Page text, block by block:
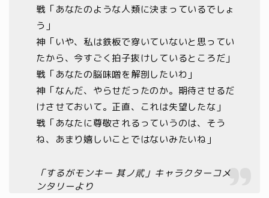
戦「あなたのような人類に決まっているでしょ
う」
神「いや、私は鉄板で穿いていないと思ってい
たから、今すごく拍子抜けしているところだ」
戦「あなたの脳味噌を解剖したいわ」
神「なんだ、やらせだったのか。期待させるだ
けさせておいて。正直、これは失望したな」
戦「あなたに尊敬されるっていうのは、そう
ね、あまり嬉しいことではないみたいね」
「するがモンキー 其ノ貮」キャラクターコメ
ンタリーより